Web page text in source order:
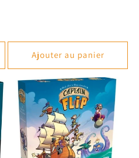
Ajouter au panier